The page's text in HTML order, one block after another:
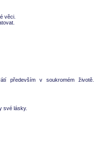
věci.
především v soukromém životě.
své lásky.